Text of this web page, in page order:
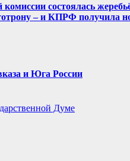
состоялась
– и КПРФ получила
и Юга России
Думе